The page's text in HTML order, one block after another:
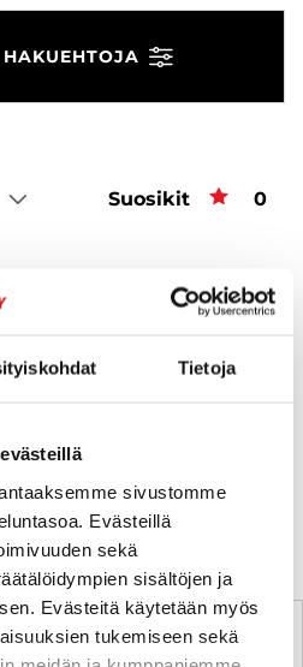
Tietoja
sivustomme
Evästeillä
sekä
sisältöjen ja
Evästeitä käytetään myös
tukemiseen sekä
Suosikit 0
AUTOT